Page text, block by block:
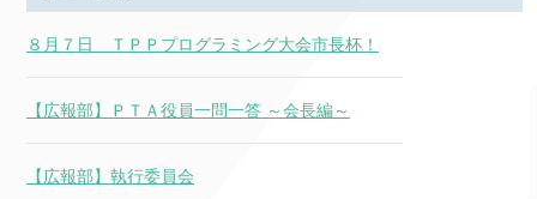
８月７日 ＴＰＰプログラミング大会市長杯！
【広報部】ＰＴＡ役員一問一答 ～会長編～
【広報部】執行委員会